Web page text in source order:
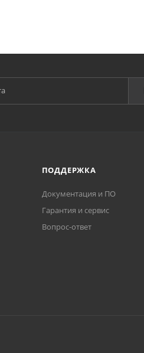
ПОДДЕРЖКА
Документация и ПО
Гарантия и сервис
Вопрос-ответ